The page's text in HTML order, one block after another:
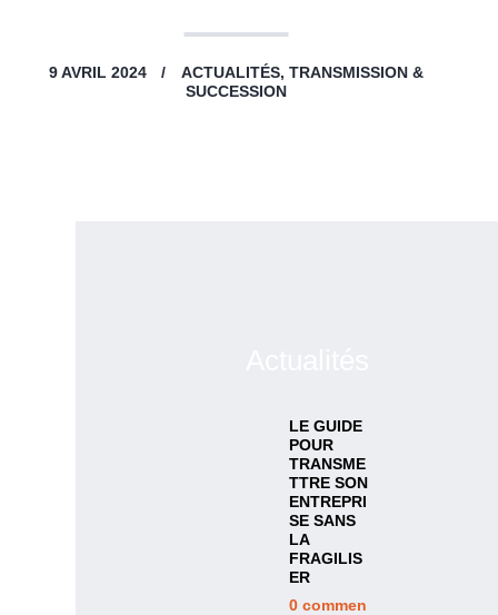
9 AVRIL 2024 ACTUALITÉS, TRANSMISSION &
SUCCESSION
LE GUIDE
POUR
TRANSME
TTRE SON
ENTREPRI
SE SANS
LA
FRAGILIS
ER
0 commen